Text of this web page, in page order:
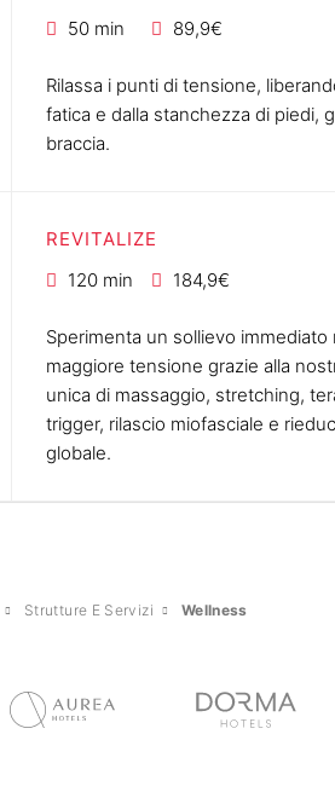
50 min
89,9€
Rilassa i punti di tensione,
fatica e dalla stanchezza di piedi,
braccia.
REVITALIZE
120 min
184,9€
Sperimenta un sollievo immediato
maggiore tensione grazie alla
unica di massaggio, stretching,
trigger, rilascio miofasciale e
globale.
Strutture E Servizi Wellness